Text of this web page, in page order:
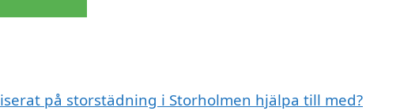
på storstädning i Storholmen hjälpa till med?